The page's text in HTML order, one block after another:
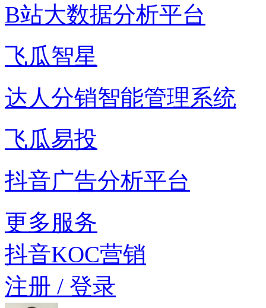
B站大数据分析平台
飞瓜智星
达人分销智能管理系统
飞瓜易投
抖音广告分析平台
更多服务
抖音KOC营销
注册 / 登录